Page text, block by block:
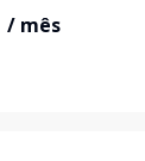
/ mês